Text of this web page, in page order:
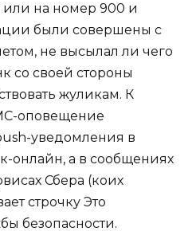
или на номер 900 и
были совершены с
не высылал ли чего
со своей стороны
жуликам. К
оповещение
уведомления в
онлайн, а в сообщениях
Сбера (коих
строчку Это
безопасности.